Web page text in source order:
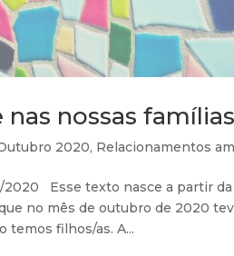
nossas famílias
2020, Relacionamentos
2020 Esse texto nasce a partir
no mês de outubro de 2020
temos filhos/as. A...